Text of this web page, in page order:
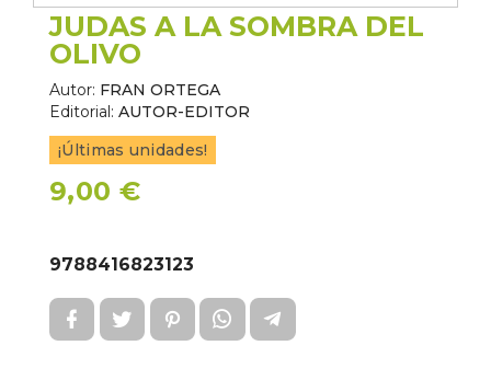
JUDAS A LA SOMBRA DEL
OLIVO
Autor: FRAN ORTEGA
Editorial: AUTOR-EDITOR
¡Últimas unidades!
9,00 €
9788416823123